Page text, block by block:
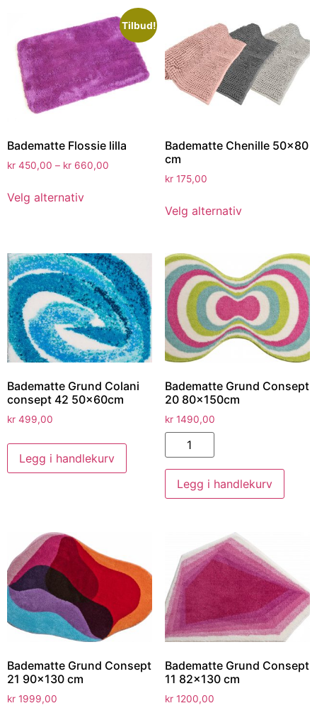
Tilbud!
Badematte Flossie lilla
kr 450,00 – kr 660,00
Velg alternativ
Badematte Chenille 50×80
cm
kr175,00
Velg alternativ
Badematte Grund Colani
consept 42 50x60cm
kr 499,00
Legg i handlekurv
Badematte Grund Consept
20 80x150cm
kr1490,00
Legg i handlekurv
Badematte Grund Consept
21 90×130 cm
kr 1999,00
Badematte Grund Consept
11 82×130 cm
kr1200,00